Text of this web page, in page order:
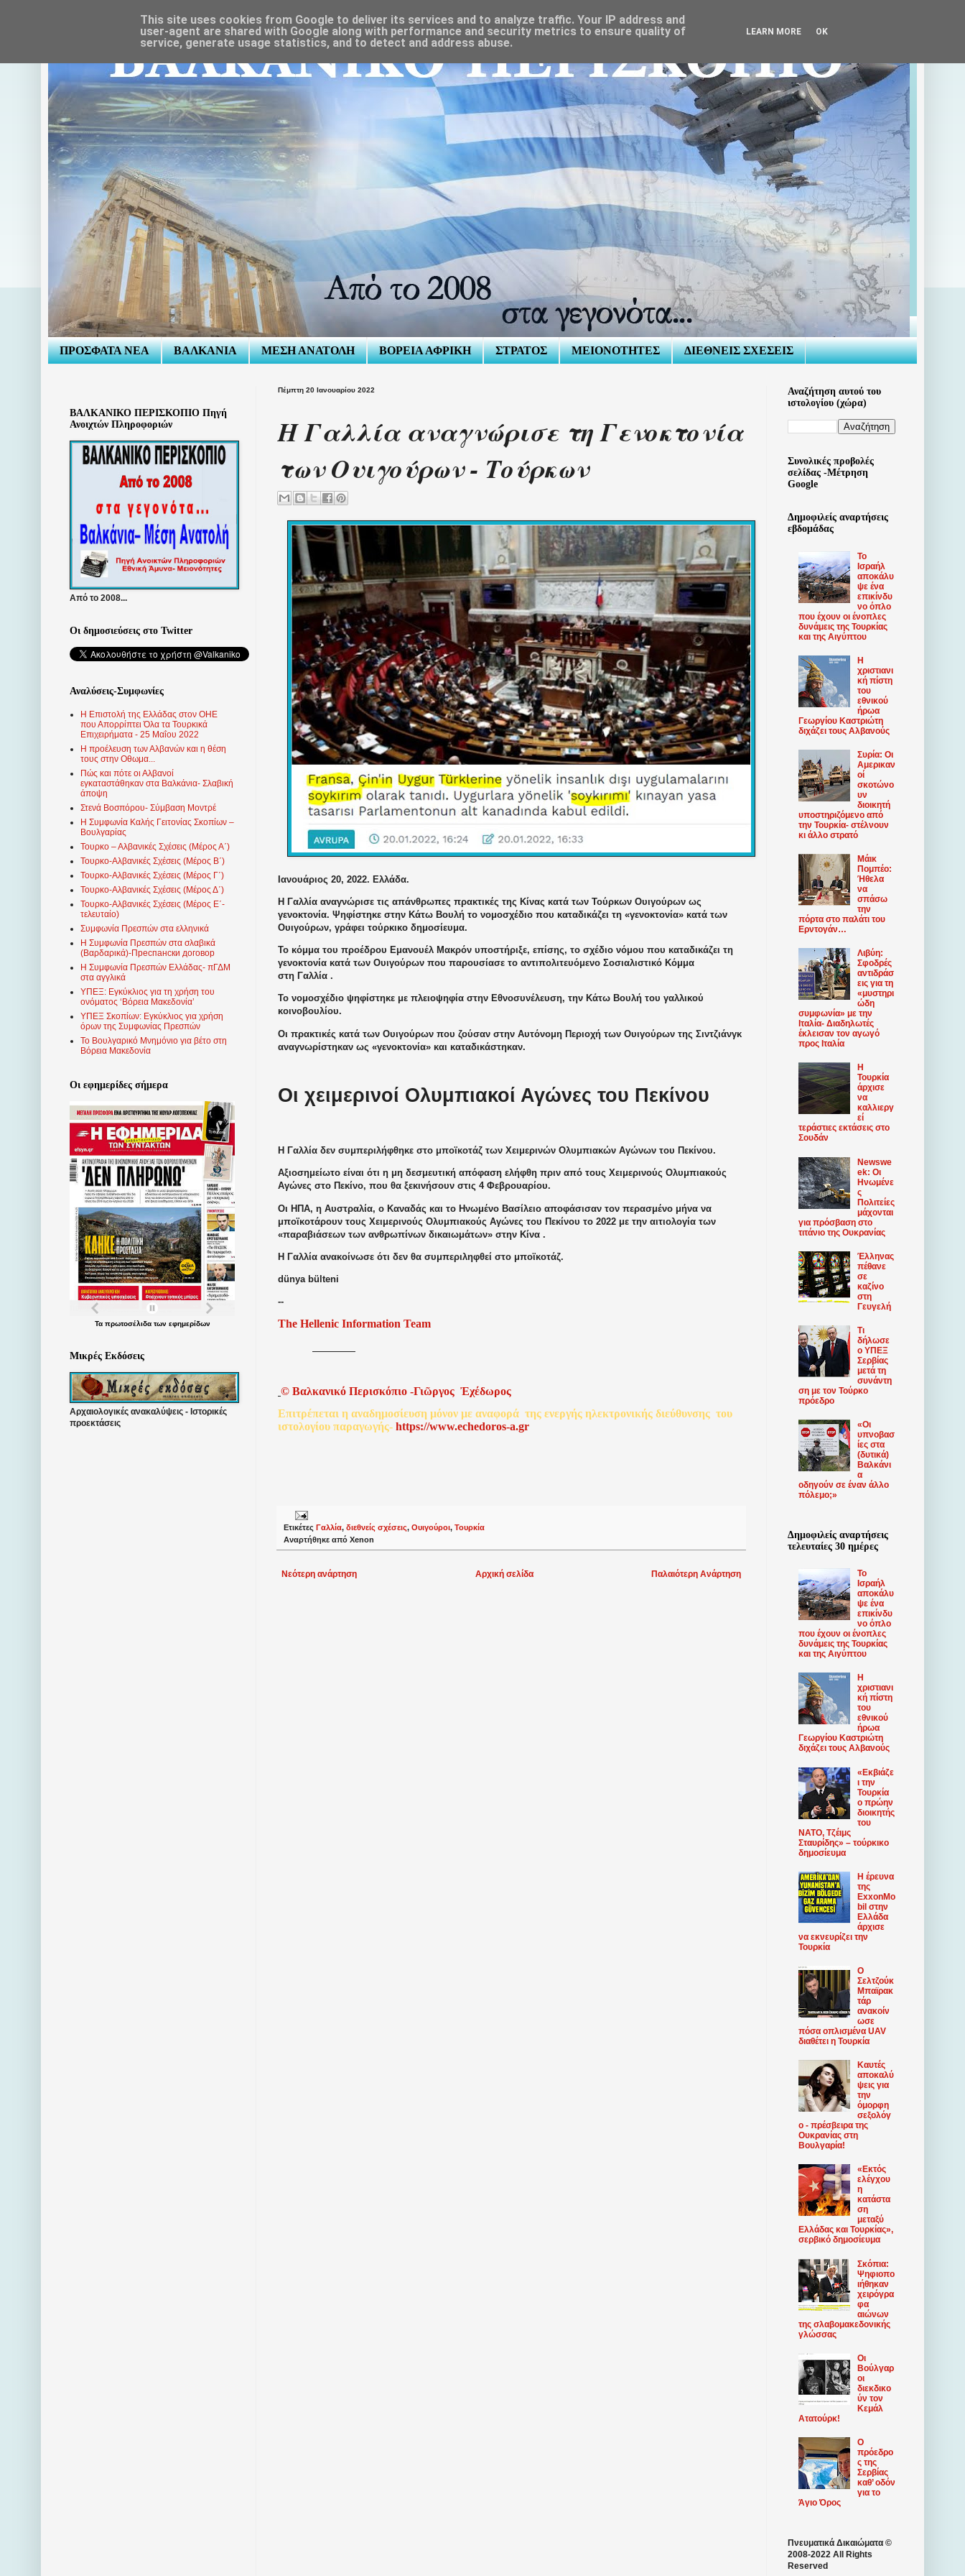
ΠΡΟΣΦΑΤΑ ΝΕΑ ΒΑΛΚΑΝΙΑ ΜΕΣΗ ΑΝΑΤΟΛΗ ΒΟΡΕΙΑ ΑΦΡΙΚΗ ΣΤΡΑΤΟΣ ΜΕΙΟΝΟΤΗΤΕΣ ΔΙΕΘΝΕΙΣ ΣΧΕΣΕΙΣ
Πέμπτη 20 Ιανουαρίου 2022
Η Γαλλία αναγνώρισε τη Γενοκτονία
των Ουιγούρων - Τούρκων
Ιανουάριος 20, 2022. Ελλάδα.
Η Γαλλία αναγνώρισε τις απάνθρωπες πρακτικές της Κίνας κατά των Τούρκων Ουιγούρων ως
γενοκτονία. Ψηφίστηκε στην Κάτω Βουλή το νομοσχέδιο που καταδικάζει τη «γενοκτονία» κατά των
Ουιγούρων, γράφει τούρκικο δημοσίευμα.
Το κόμμα του προέδρου Εμανουέλ Μακρόν υποστήριξε, επίσης, το σχέδιο νόμου που καταδικάζει τη
γενοκτονία κατά των Ουιγούρων που παρουσίασε το αντιπολιτευόμενο Σοσιαλιστικό Κόμμα
στη Γαλλία .
Το νομοσχέδιο ψηφίστηκε με πλειοψηφία στην Εθνοσυνέλευση, την Κάτω Βουλή του γαλλικού
κοινοβουλίου.
Οι πρακτικές κατά των Ουιγούρων που ζούσαν στην Αυτόνομη Περιοχή των Ουιγούρων της Σιντζιάνγκ
αναγνωρίστηκαν ως «γενοκτονία» και καταδικάστηκαν.
Οι χειμερινοί Ολυμπιακοί Αγώνες του Πεκίνου
Η Γαλλία δεν συμπεριλήφθηκε στο μποϊκοτάζ των Χειμερινών Ολυμπιακών Αγώνων του Πεκίνου.
Αξιοσημείωτο είναι ότι η μη δεσμευτική απόφαση ελήφθη πριν από τους Χειμερινούς Ολυμπιακούς
Αγώνες στο Πεκίνο, που θα ξεκινήσουν στις 4 Φεβρουαρίου.
Οι ΗΠΑ, η Αυστραλία, ο Καναδάς και το Ηνωμένο Βασίλειο αποφάσισαν τον περασμένο μήνα να
μποϊκοτάρουν τους Χειμερινούς Ολυμπιακούς Αγώνες του Πεκίνου το 2022 με την αιτιολογία των
«παραβιάσεων των ανθρωπίνων δικαιωμάτων» στην Κίνα .
Η Γαλλία ανακοίνωσε ότι δεν θα συμπεριληφθεί στο μποϊκοτάζ.
dünya bülteni
--
The Hellenic Information Team
© Βαλκανικό Περισκόπιο -Γιῶργος Ἐχέδωρος
Επιτρέπεται η αναδημοσίευση μόνον με αναφορά της ενεργής ηλεκτρονικής διεύθυνσης του
ιστολογίου παραγωγής- https://www.echedoros-a.gr
Ετικέτες Γαλλία, διεθνείς σχέσεις, Ουιγούροι, Τουρκία
Αναρτήθηκε από Xenon
Νεότερη ανάρτηση Παλαιότερη Ανάρτηση
Αρχική σελίδα
ΒΑΛΚΑΝΙΚΟ ΠΕΡΙΣΚΟΠΙΟ Πηγή
Ανοιχτών Πληροφοριών
Από το 2008...
Οι δημοσιεύσεις στο Twitter
Αναλύσεις-Συμφωνίες
Η Επιστολή της Ελλάδας στον ΟΗΕ
που Απορρίπτει Όλα τα Τουρκικά
Επιχειρήματα - 25 Μαΐου 2022
Η προέλευση των Αλβανών και η θέση
τους στην Οθωμα...
Πώς και πότε οι Αλβανοί
εγκαταστάθηκαν στα Βαλκάνια- Σλαβική
άποψη
Στενά Βοσπόρου- Σύμβαση Μοντρέ
Η Συμφωνία Καλής Γειτονίας Σκοπίων –
Βουλγαρίας
Τουρκο – Αλβανικές Σχέσεις (Mέρος Α΄)
Τουρκο-Αλβανικές Σχέσεις (Μέρος Β΄)
Τουρκο-Αλβανικές Σχέσεις (Μέρος Γ΄)
Τουρκο-Αλβανικές Σχέσεις (Μέρος Δ΄)
Τουρκο-Αλβανικές Σχέσεις (Μέρος Ε΄-
τελευταίο)
Συμφωνία Πρεσπών στα ελληνικά
Η Συμφωνία Πρεσπών στα σλαβικά
(Βαρδαρικά)-Преспански договор
Η Συμφωνία Πρεσπών Ελλάδας- πΓΔΜ
στα αγγλικά
ΥΠΕΞ: Εγκύκλιος για τη χρήση του
ονόματος ‘Βόρεια Μακεδονία’
ΥΠΕΞ Σκοπίων: Εγκύκλιος για χρήση
όρων της Συμφωνίας Πρεσπών
Το Βουλγαρικό Μνημόνιο για βέτο στη
Βόρεια Μακεδονία
Οι εφημερίδες σήμερα
Τα πρωτοσέλιδατων εφημερίδων
Μικρές Εκδόσεις
Αρχαιολογικές ανακαλύψεις - Ιστορικές
προεκτάσεις
Αναζήτηση αυτού του
ιστολογίου (χώρα)
Συνολικές προβολές
σελίδας -Μέτρηση
Google
Δημοφιλείς αναρτήσεις
εβδομάδας
Το
Ισραήλ
αποκάλυ
ψε ένα
επικίνδυ
νο όπλο
που έχουν οι ένοπλες
δυνάμεις της Τουρκίας
και της Αιγύπτου
Η
χριστιανι
κή πίστη
του
εθνικού
ήρωα
Γεωργίου Καστριώτη
διχάζει τους Αλβανούς
Συρία: Οι
Αμερικαν
οί
σκοτώνο
υν
διοικητή
υποστηριζόμενο από
την Τουρκία- στέλνουν
κι άλλο στρατό
Μάικ
Πομπέο:
Ήθελα
να
σπάσω
την
πόρτα στο παλάτι του
Ερντογάν…
Λιβύη:
Σφοδρές
αντιδράσ
εις για τη
«μυστηρι
ώδη
συμφωνία» με την
Ιταλία- Διαδηλωτές
έκλεισαν τον αγωγό
προς Ιταλία
Η
Τουρκία
άρχισε
να
καλλιεργ
εί
τεράστιες εκτάσεις στο
Σουδάν
Newswe
ek: Οι
Ηνωμένε
ς
Πολιτείες
μάχονται
για πρόσβαση στο
τιτάνιο της Ουκρανίας
Έλληνας
πέθανε
σε
καζίνο
στη
Γευγελή
Τι
δήλωσε
ο ΥΠΕΞ
Σερβίας
μετά τη
συνάντη
ση με τον Τούρκο
πρόεδρο
«Οι
υπνοβασ
ίες στα
(δυτικά)
Βαλκάνι
α
οδηγούν σε έναν άλλο
πόλεμο;»
Δημοφιλείς αναρτήσεις
τελευταίες 30 ημέρες
Το
Ισραήλ
αποκάλυ
ψε ένα
επικίνδυ
νο όπλο
που έχουν οι ένοπλες
δυνάμεις της Τουρκίας
και της Αιγύπτου
Η
χριστιανι
κή πίστη
του
εθνικού
ήρωα
Γεωργίου Καστριώτη
διχάζει τους Αλβανούς
«Εκβιάζε
ι την
Τουρκία
ο πρώην
διοικητής
του
ΝΑΤΟ, Τζέιμς
Σταυρίδης» – τούρκικο
δημοσίευμα
Η έρευνα
της
ExxonMo
bil στην
Ελλάδα
άρχισε
να εκνευρίζει την
Τουρκία
Ο
Σελτζούκ
Μπαϊρακ
τάρ
ανακοίν
ωσε
πόσα οπλισμένα UAV
διαθέτει η Τουρκία
Καυτές
αποκαλύ
ψεις για
την
όμορφη
σεξολόγ
ο - πρέσβειρα της
Ουκρανίας στη
Βουλγαρία!
«Εκτός
ελέγχου
η
κατάστα
ση
μεταξύ
Ελλάδας και Τουρκίας»,
σερβικό δημοσίευμα
Σκόπια:
Ψηφιοπο
ιήθηκαν
χειρόγρα
φα
αιώνων
της σλαβομακεδονικής
γλώσσας
Οι
Βούλγαρ
οι
διεκδικο
ύν τον
Κεμάλ
Ατατούρκ!
Ο
πρόεδρο
ς της
Σερβίας
καθ’ οδόν
για το
Άγιο Όρος
Πνευματικά Δικαιώματα ©
2008-2022 All Rights
Reserved
This site uses cookies from Google to deliver its services and to analyze traffic. Your IP address and
user-agent are shared with Google along with performance and security metrics to ensure quality of
service, generate usage statistics, and to detect and address abuse.
LEARN MORE OK